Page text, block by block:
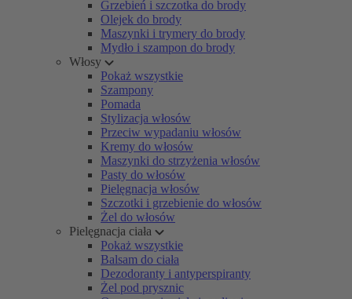
Grzebień i szczotka do brody
Olejek do brody
Maszynki i trymery do brody
Mydło i szampon do brody
Włosy
Pokaż wszystkie
Szampony
Pomada
Stylizacja włosów
Przeciw wypadaniu włosów
Kremy do włosów
Maszynki do strzyżenia włosów
Pasty do włosów
Pielęgnacja włosów
Szczotki i grzebienie do włosów
Żel do włosów
Pielęgnacja ciała
Pokaż wszystkie
Balsam do ciała
Dezodoranty i antyperspiranty
Żel pod prysznic